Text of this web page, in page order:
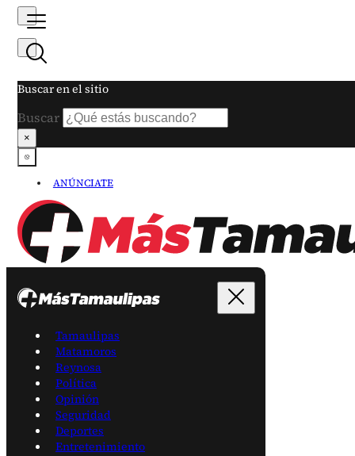
Buscar en el sitio
Buscar
×
ANÚNCIATE
Tamaulipas
Matamoros
Reynosa
Política
Opinión
Seguridad
Deportes
Entretenimiento